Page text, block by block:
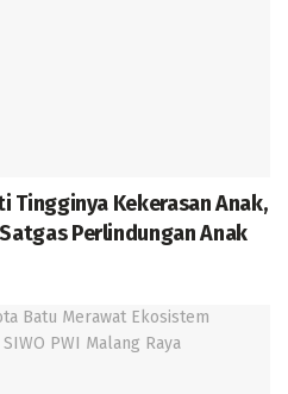
Tingginya Kekerasan Anak,
Perlindungan Anak